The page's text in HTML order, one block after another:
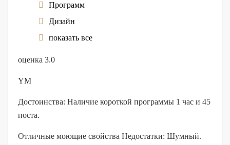
Программ
Дизайн
показать все
оценка 3.0
YM
Достоинства: Наличие короткой программы 1 час и 45
поста.
Отличные моющие свойства Недостатки: Шумный.